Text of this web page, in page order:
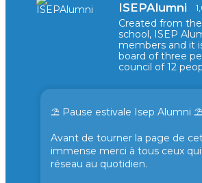
ISEPAlumni
Created from
school, ISEP
members and it
board of three
council of 12
⛱️ Pause estivale Isep Alumni ⛱️
Avant de tourner la page de
immense merci à tous ceux
réseau au quotidien.